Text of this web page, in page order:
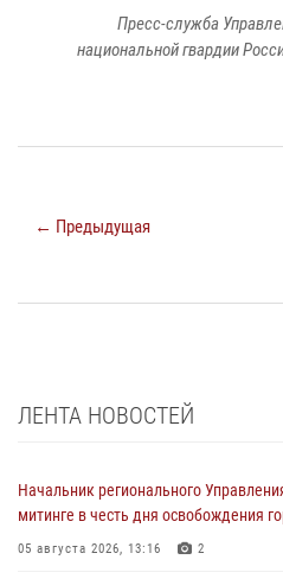
Пресс-служба
национальной гвардии
← Предыдущая
ЛЕНТА НОВОСТЕЙ
Начальник регионального
митинге в честь дня освобождения
05 августа 2026, 13:16 2